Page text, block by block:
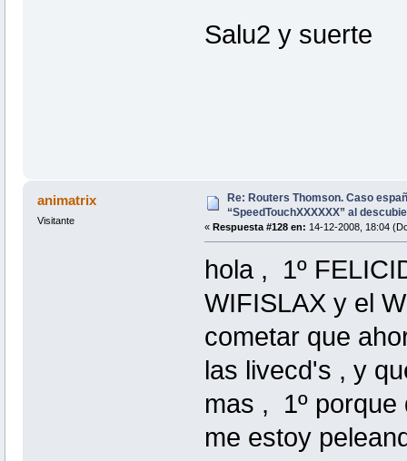
Salu2 y suerte
animatrix
Visitante
Re: Routers Thomson. Caso
“SpeedTouchXXXXXX” al
« Respuesta #128 en: 14-12-2008, 18:04
hola , 1º
WIFISLAX y el
cometar que
las livecd's , y
mas , 1º porque
me estoy